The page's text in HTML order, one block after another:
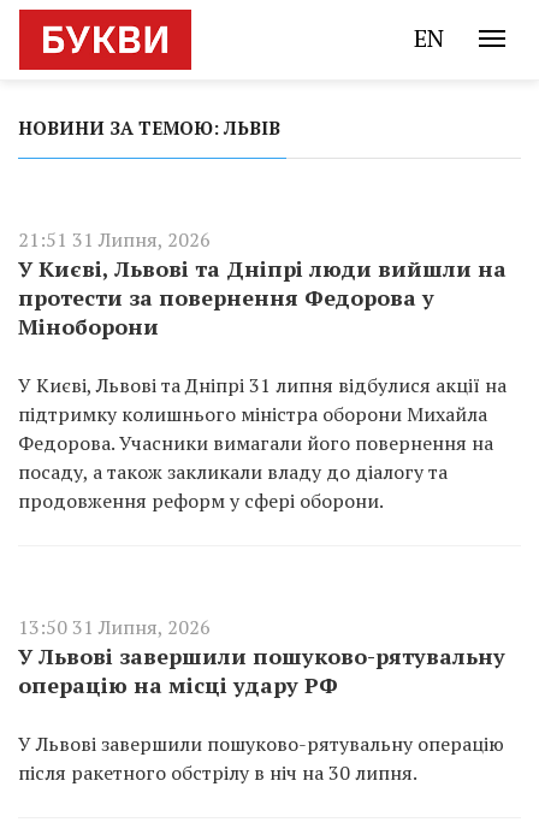
EN
НОВИНИ ЗА ТЕМОЮ: ЛЬВІВ
21:51 31 Липня, 2026
У Києві, Львові та Дніпрі люди вийшли на
протести за повернення Федорова у
Міноборони
У Києві, Львові та Дніпрі 31 липня відбулися акції на
підтримку колишнього міністра оборони Михайла
Федорова. Учасники вимагали його повернення на
посаду, а також закликали владу до діалогу та
продовження реформ у сфері оборони.
13:50 31 Липня, 2026
У Львові завершили пошуково-рятувальну
операцію на місці удару РФ
У Львові завершили пошуково-рятувальну операцію
після ракетного обстрілу в ніч на 30 липня.